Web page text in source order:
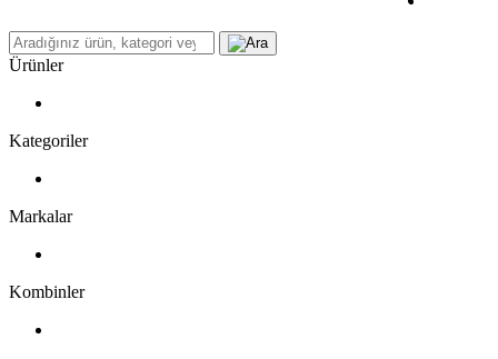
Ürünler
Kategoriler
Markalar
Kombinler